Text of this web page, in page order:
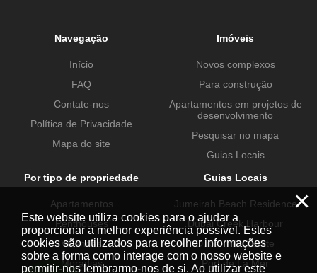
Navegação
Início
FAQ
Contate-nos
Política de Privacidade
Mapa do site
Imóveis
Novos complexos
Para construção
Apartamentos em projetos de
desenvolvimento
Pesquisar no mapa
Guias Locais
Por tipo de propriedade
Apartamentos
Penthouses
Vivendas
Moradias
Guias Locais
Jumeirah Beach Residence
Dubai Creek Harbour
Dubai Hills Estate
Port de La Mer
×
Este website utiliza cookies para o ajudar a
proporcionar a melhor experiência possível. Estes
cookies são utilizados para recolher informações
sobre a forma como interage com o nosso website e
permitir-nos lembrarmo-nos de si. Ao utilizar este